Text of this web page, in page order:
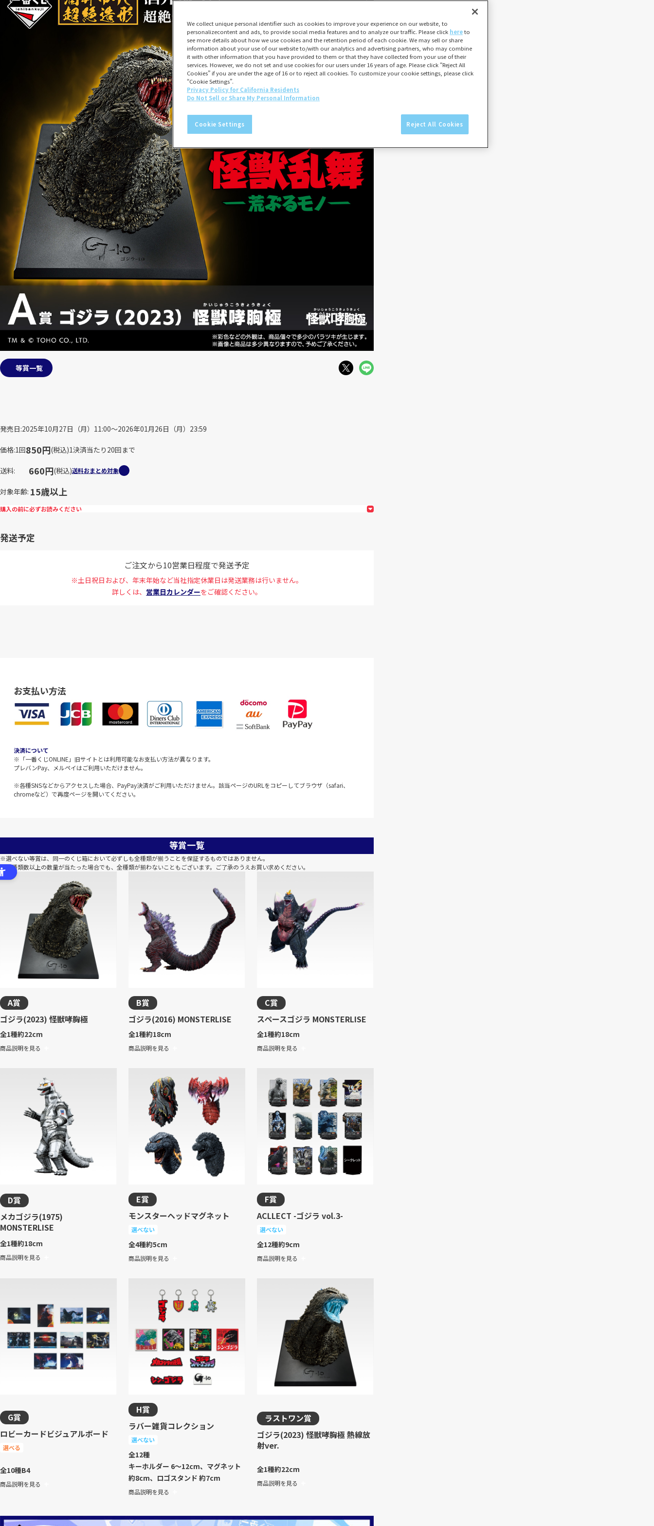
等賞一覧
発売日 2025年10月27日（月）11:00～2026年01月26日（月）23:59
価格 1回850円(税込)1決済当たり20回まで
送料 660円(税込)送料おまとめ対象
対象年齢 15歳以上
購入の前に必ずお読みください
発送予定
ご注文から10営業日程度で発送予定
※土日祝日および、年末年始など当社指定休業日は発送業務は行いません。
詳しくは、 営業日カレンダーをご確認ください。
お支払い方法
決済について
※「一番くじONLINE」旧サイトとは利用可能なお支払い方法が異なります。
プレバンPay、メルペイはご利用いただけません。
※各種SNSなどからアクセスした場合、PayPay決済がご利用いただけません。該当ページのURLをコピーしてブラウザ（safari、
chromeなど）で再度ページを開いてください。
等賞一覧
※選べない等賞は、同一のくじ箱において必ずしも全種類が揃うことを保証するものではありません。
※全種類数以上の数量が当たった場合でも、全種類が揃わないこともございます。ご了承のうえお買い求めください。
A賞
ゴジラ(2023) 怪獣哮胸極
全1種約22cm
商品説明を見る
B賞
ゴジラ(2016) MONSTERLISE
全1種約18cm
商品説明を見る
C賞
スペースゴジラ MONSTERLISE
全1種約18cm
商品説明を見る
D賞
メカゴジラ(1975)
MONSTERLISE
全1種約18cm
商品説明を見る
E賞
モンスターヘッドマグネット
選べない
全4種約5cm
商品説明を見る
F賞
ACLLECT -ゴジラ vol.3-
選べない
全12種約9cm
商品説明を見る
G賞
ロビーカードビジュアルボード
選べる
全10種B4
商品説明を見る
H賞
ラバー雑貨コレクション
選べない
全12種
キーホルダー 6～12cm、マグネット
約8cm、ロゴスタンド 約7cm
商品説明を見る
ラストワン賞
ゴジラ(2023) 怪獣哮胸極 熱線放
射ver.
全1種約22cm
商品説明を見る
We collect unique personal identifier such as cookies to improve your experience on our website, to
personalizecontent and ads, to provide social media features and to analyze our traffic. Please click hereto
see more details about how we use cookies and the retention period of each cookie. We may sell or share
information about your use of our website to/with our analytics and advertising partners, who may combine
it with other information that you have provided to them or that they have collected from your use of their
services. However, we do not set and use cookies for our users under 16 years of age. Please click “Reject All
Cookies” if you are under the age of 16 or to reject all cookies. To customize your cookie settings, please click
“Cookie Settings”.
Privacy Policy for California Residents
Do Not Sell or Share My Personal Information
Cookie Settings Reject All Cookies